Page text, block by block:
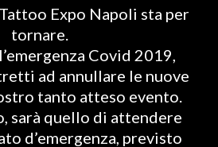
Expo Napoli sta per
tornare.
Covid 2019,
ad annullare le nuove
tanto atteso evento.
sarà quello di attendere
d’emergenza, previsto